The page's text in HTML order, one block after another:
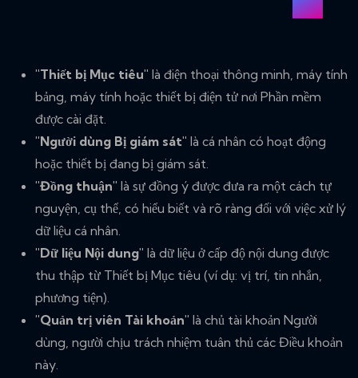
"Thiết bị Mục tiêu" là điện thoại thông minh, máy tính
bảng, máy tính hoặc thiết bị điện tử nơi Phần mềm
được cài đặt.
"Người dùng Bị giám sát" là cá nhân có hoạt động
hoặc thiết bị đang bị giám sát.
"Đồng thuận" là sự đồng ý được đưa ra một cách tự
nguyện, cụ thể, có hiểu biết và rõ ràng đối với việc xử lý
dữ liệu cá nhân.
"Dữ liệu Nội dung" là dữ liệu ở cấp độ nội dung được
thu thập từ Thiết bị Mục tiêu (ví dụ: vị trí, tin nhắn,
phương tiện).
"Quản trị viên Tài khoản" là chủ tài khoản Người
dùng, người chịu trách nhiệm tuân thủ các Điều khoản
này.